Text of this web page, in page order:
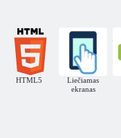
HTML5
Liečiamas
ekranas